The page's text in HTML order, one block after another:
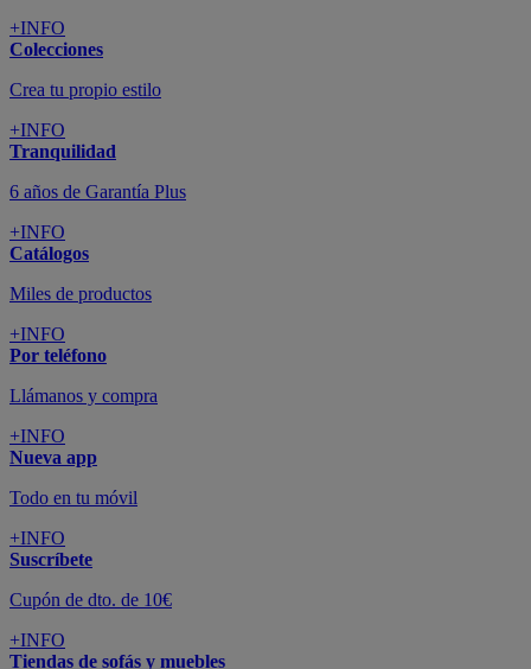
+INFO
Colecciones
Crea tu propio estilo
+INFO
Tranquilidad
6 años de Garantía Plus
+INFO
Catálogos
Miles de productos
+INFO
Por teléfono
Llámanos y compra
+INFO
Nueva app
Todo en tu móvil
+INFO
Suscríbete
Cupón de dto. de 10€
+INFO
Tiendas de sofás y muebles